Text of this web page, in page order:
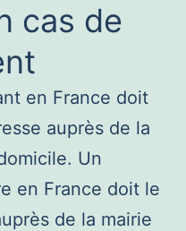
cas de
en France doit
auprès de la
Un
en France doit le
de la mairie